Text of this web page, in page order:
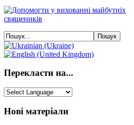
Перекласти на...
Нові матеріали